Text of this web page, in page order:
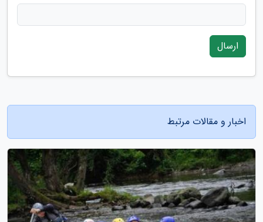
ارسال
اخبار و مقالات مرتبط